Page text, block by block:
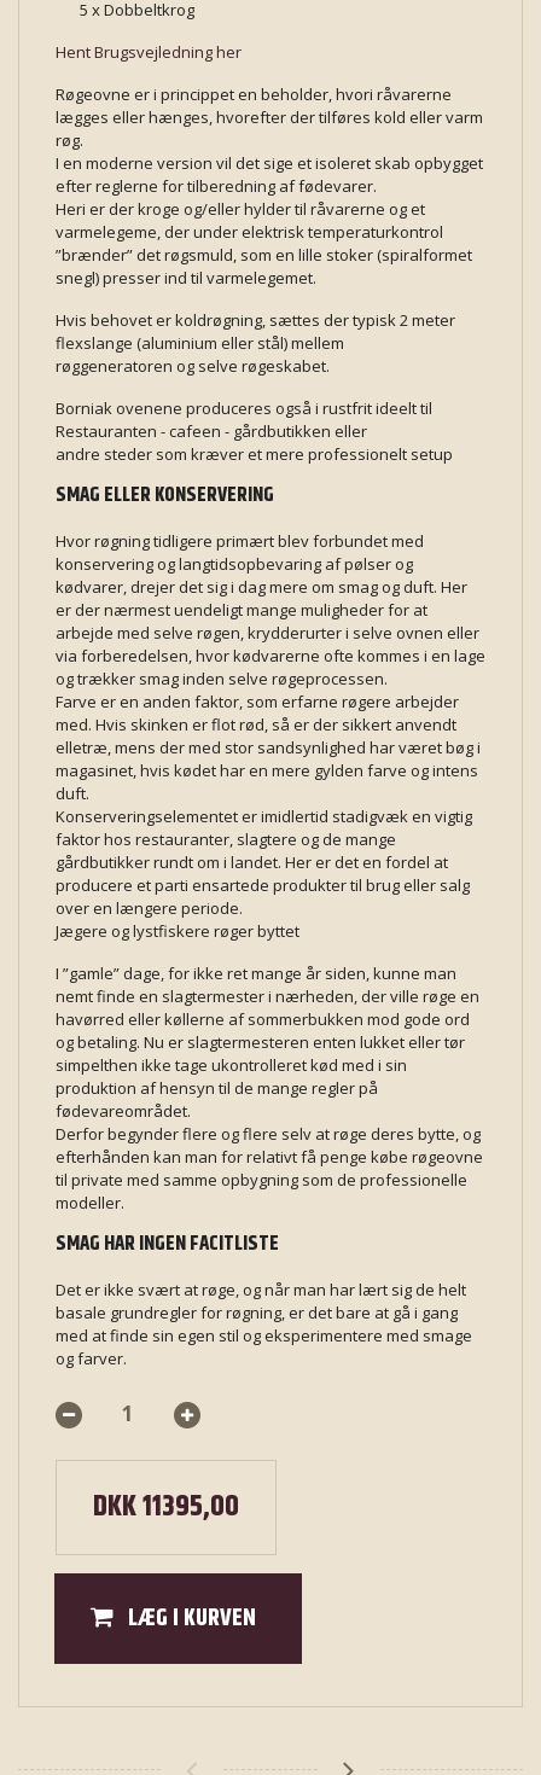
5 x Dobbeltkrog
Hent Brugsvejledning her
Røgeovne er i princippet en beholder, hvori råvarerne
lægges eller hænges, hvorefter der tilføres kold eller varm
røg.
I en moderne version vil det sige et isoleret skab opbygget
efter reglerne for tilberedning af fødevarer.
Heri er der kroge og/eller hylder til råvarerne og et
varmelegeme, der under elektrisk temperaturkontrol
”brænder” det røgsmuld, som en lille stoker (spiralformet
snegl) presser ind til varmelegemet.
Hvis behovet er koldrøgning, sættes der typisk 2 meter
flexslange (aluminium eller stål) mellem
røggeneratoren og selve røgeskabet.
Borniak ovenene produceres også i rustfrit ideelt til
Restauranten - cafeen - gårdbutikken eller
andre steder som kræver et mere professionelt setup
SMAG ELLER KONSERVERING
Hvor røgning tidligere primært blev forbundet med
konservering og langtidsopbevaring af pølser og
kødvarer, drejer det sig i dag mere om smag og duft. Her
er der nærmest uendeligt mange muligheder for at
arbejde med selve røgen, krydderurter i selve ovnen eller
via forberedelsen, hvor kødvarerne ofte kommes i en lage
og trækker smag inden selve røgeprocessen.
Farve er en anden faktor, som erfarne røgere arbejder
med. Hvis skinken er flot rød, så er der sikkert anvendt
elletræ, mens der med stor sandsynlighed har været bøg i
magasinet, hvis kødet har en mere gylden farve og intens
duft.
Konserveringselementet er imidlertid stadigvæk en vigtig
faktor hos restauranter, slagtere og de mange
gårdbutikker rundt om i landet. Her er det en fordel at
producere et parti ensartede produkter til brug eller salg
over en længere periode.
Jægere og lystfiskere røger byttet
I ”gamle” dage, for ikke ret mange år siden, kunne man
nemt finde en slagtermester i nærheden, der ville røge en
havørred eller køllerne af sommerbukken mod gode ord
og betaling. Nu er slagtermesteren enten lukket eller tør
simpelthen ikke tage ukontrolleret kød med i sin
produktion af hensyn til de mange regler på
fødevareområdet.
Derfor begynder flere og flere selv at røge deres bytte, og
efterhånden kan man for relativt få penge købe røgeovne
til private med samme opbygning som de professionelle
modeller.
SMAG HAR INGEN FACITLISTE
Det er ikke svært at røge, og når man har lært sig de helt
basale grundregler for røgning, er det bare at gå i gang
med at finde sin egen stil og eksperimentere med smage
og farver.
DKK 11395,00
LÆG I KURVEN